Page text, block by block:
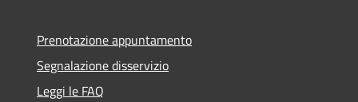
Prenotazione appuntamento
Segnalazione disservizio
Leggi le FAQ